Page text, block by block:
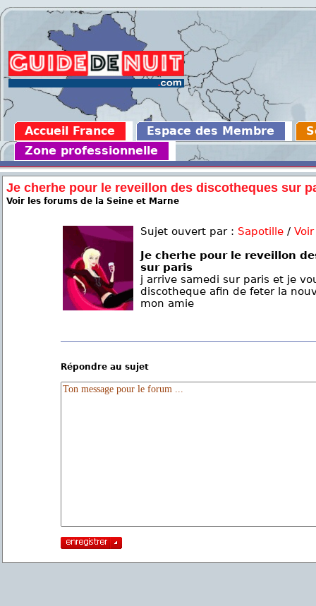
Accueil France Espace des Membre
Zone professionnelle
Je cherhe pour le reveillon des discotheques sur
Voir les forums de la Seine et Marne
Sujet ouvert par : Sapotille /
Je cherhe pour le reveillon
sur paris
j arrive samedi sur paris et je
discotheque afin de feter la
mon amie
Répondre au sujet